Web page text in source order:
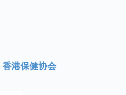
香港保健协会